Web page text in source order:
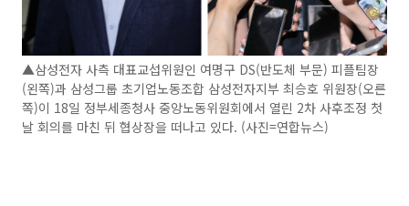
▲삼성전자 사측 대표교섭위원인 여명구 DS(반도체 부문) 피플팀장
(왼쪽)과 삼성그룹 초기업노동조합 삼성전자지부 최승호 위원장(오른
쪽)이 18일 정부세종청사 중앙노동위원회에서 열린 2차 사후조정 첫
날 회의를 마친 뒤 협상장을 떠나고 있다. (사진=연합뉴스)